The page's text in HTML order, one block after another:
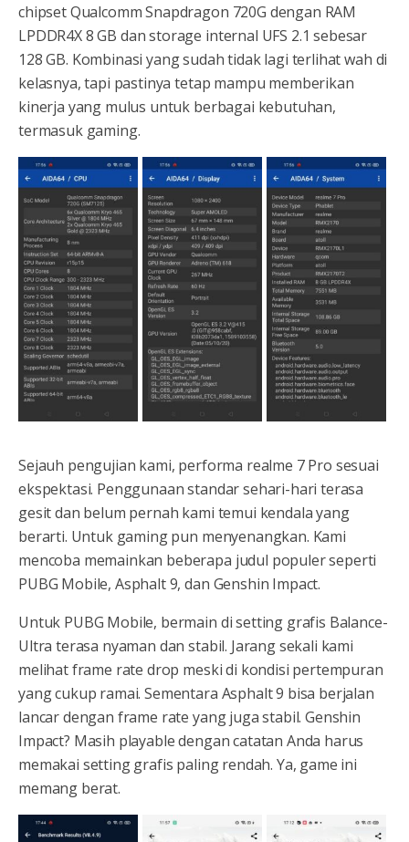
chipset Qualcomm Snapdragon 720G dengan RAM
LPDDR4X 8 GB dan storage internal UFS 2.1 sebesar
128 GB. Kombinasi yang sudah tidak lagi terlihat wah di
kelasnya, tapi pastinya tetap mampu memberikan
kinerja yang mulus untuk berbagai kebutuhan,
termasuk gaming.
Sejauh pengujian kami, performa realme 7 Pro sesuai
ekspektasi. Penggunaan standar sehari-hari terasa
gesit dan belum pernah kami temui kendala yang
berarti. Untuk gaming pun menyenangkan. Kami
mencoba memainkan beberapa judul populer seperti
PUBG Mobile, Asphalt 9, dan Genshin Impact.
Untuk PUBG Mobile, bermain di setting grafis Balance-
Ultra terasa nyaman dan stabil. Jarang sekali kami
melihat frame rate drop meski di kondisi pertempuran
yang cukup ramai. Sementara Asphalt 9 bisa berjalan
lancar dengan frame rate yang juga stabil. Genshin
Impact? Masih playable dengan catatan Anda harus
memakai setting grafis paling rendah. Ya, game ini
memang berat.